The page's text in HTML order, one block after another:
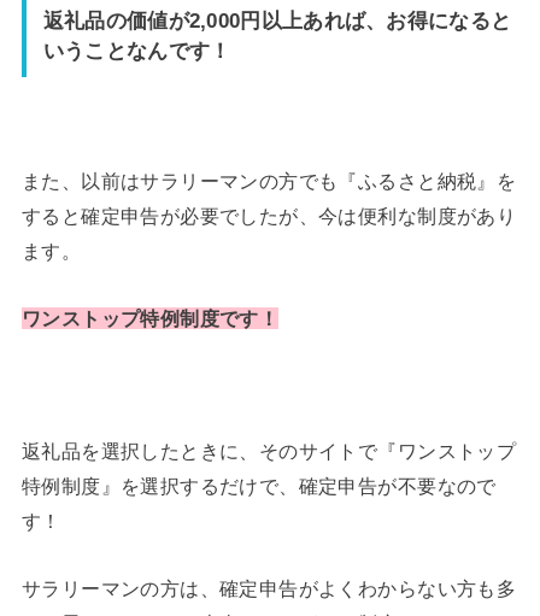
返礼品の価値が2,000円以上あれば、お得になると
いうことなんです！
また、以前はサラリーマンの方でも『ふるさと納税』を
すると確定申告が必要でしたが、今は便利な制度があり
ます。
ワンストップ特例制度です！
返礼品を選択したときに、そのサイトで『ワンストップ
特例制度』を選択するだけで、確定申告が不要なので
す！
サラリーマンの方は、確定申告がよくわからない方も多